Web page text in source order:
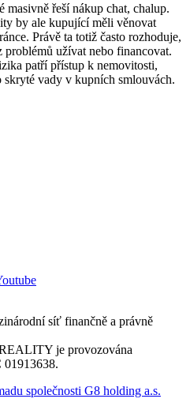
masivně řeší nákup chat, chalup.
by ale kupující měli věnovat
Právě ta totiž často rozhoduje,
problémů užívat nebo financovat.
patří přístup k nemovitosti,
skryté vady v kupních smlouvách.
síť finančně a právně
je provozována
01913638.
společnosti G8 holding a.s.